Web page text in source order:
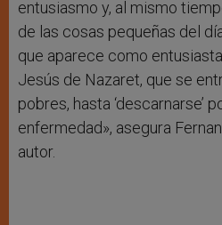
entusiasmo y, al mismo
de las cosas pequeñas del
que aparece como
Jesús de Nazaret, que se
pobres, hasta ‘descarnarse’
enfermedad», asegura
autor.